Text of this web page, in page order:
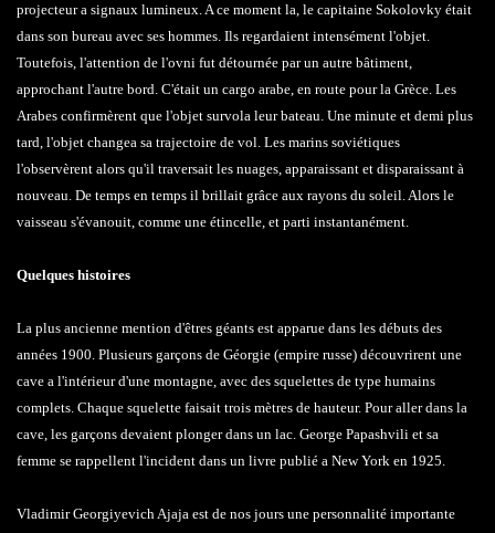
projecteur a signaux lumineux. A ce moment la, le capitaine Sokolovky était
dans son bureau avec ses hommes. Ils regardaient intensément l'objet.
Toutefois, l'attention de l'ovni fut détournée par un autre bâtiment,
approchant l'autre bord. C'était un cargo arabe, en route pour la Grèce. Les
Arabes confirmèrent que l'objet survola leur bateau. Une minute et demi plus
tard, l'objet changea sa trajectoire de vol. Les marins soviétiques
l'observèrent alors qu'il traversait les nuages, apparaissant et disparaissant à
nouveau. De temps en temps il brillait grâce aux rayons du soleil. Alors le
vaisseau s'évanouit, comme une étincelle, et parti instantanément.
Quelques histoires
La plus ancienne mention d'êtres géants est apparue dans les débuts des
années 1900. Plusieurs garçons de Géorgie (empire russe) découvrirent une
cave a l'intérieur d'une montagne, avec des squelettes de type humains
complets. Chaque squelette faisait trois mètres de hauteur. Pour aller dans la
cave, les garçons devaient plonger dans un lac. George Papashvili et sa
femme se rappellent l'incident dans un livre publié a New York en 1925.
Vladimir Georgiyevich Ajaja est de nos jours une personnalité importante